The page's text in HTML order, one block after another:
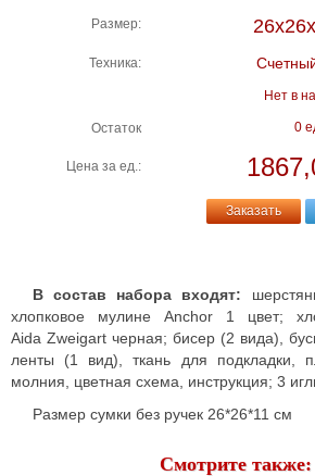
Размер:
Техника:
Нет в
Остаток 0
Цена за ед.:
Заказать
В состав набора входят:
хлопковое мулине Anchor 1 цвет;
Aida Zweigart черная; бисер (2 вида),
ленты (1 вид), ткань для подкладки,
молния, цветная схема, инструкция; 3
Размер сумки без ручек 26*26*11 см
Смотрите также: